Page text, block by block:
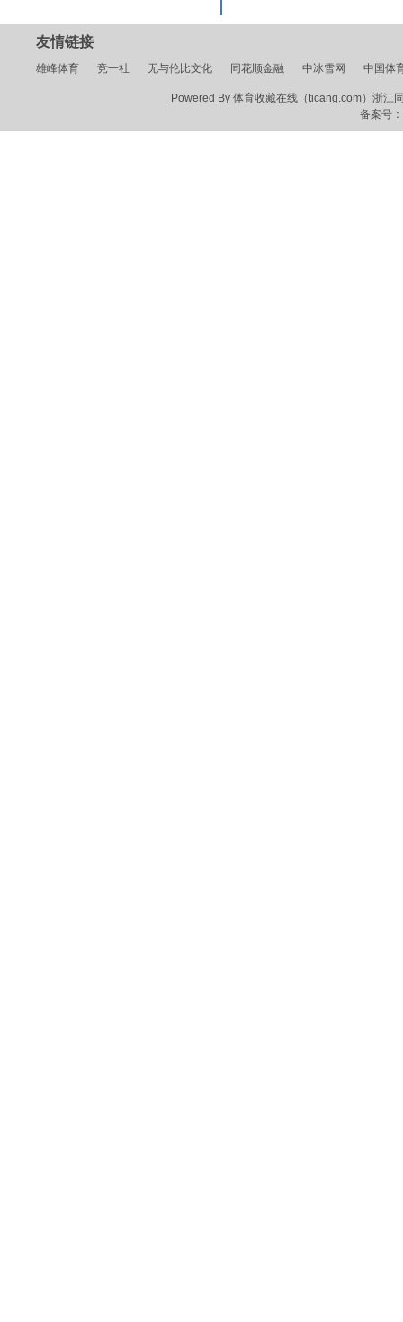
友情链接
雄峰体育 竞一社 无与伦比文化 同花顺金融 中冰雪网 中国体
Powered By 体育收藏在线（ticang.com）浙江
备案号：